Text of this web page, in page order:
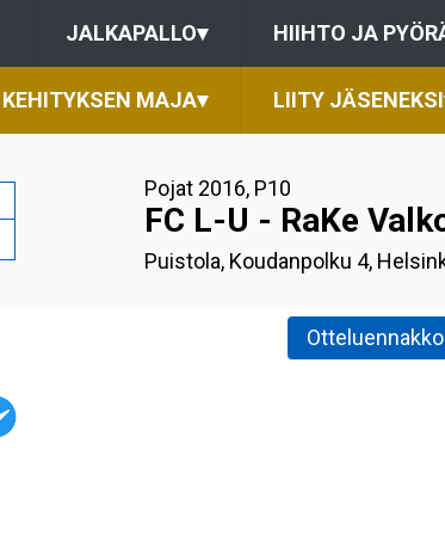
JALKAPALLO▾ HIIHTO JA
KEHITYKSEN MAJA▾ LIITY JÄSENEKSI
Pojat 2016, P10
FC L-U - RaKe
Puistola, Koudanpolku 4,
Otteluennakko